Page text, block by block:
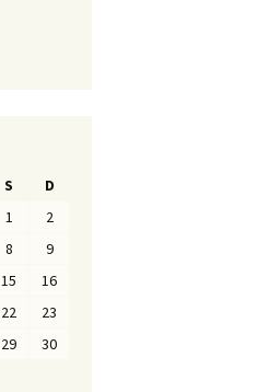
S
D
1
2
8
9
15
16
22
23
29
30